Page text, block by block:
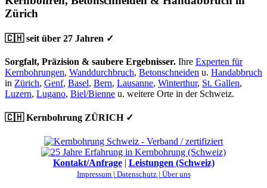
Zürich
🇨🇭 seit über 27 Jahren ✓
Sorgfalt, Präzision & saubere Ergebnisser. Ihre Experten für
Kernbohrungen, Wanddurchbruch, Betonschneiden u. Handabbruch
in Zürich, Genf, Basel, Bern, Lausanne, Winterthur, St. Gallen,
Luzern, Lugano, Biel/Bienne u. weitere Orte in der Schweiz.
🇨🇭 Kernbohrung ZÜRICH ✓
Kontakt/Anfrage| Leistungen (Schweiz)
Impressum | Datenschutz | Über uns